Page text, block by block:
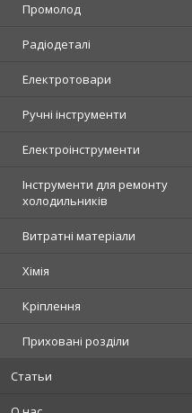
Промолод
Радіодеталі
Електротовари
Ручні інструменти
Електроінструменти
Інструменти для ремонту
холодильників
Витратні матеріали
Хімія
Кріплення
Приховані розділи
Статьи